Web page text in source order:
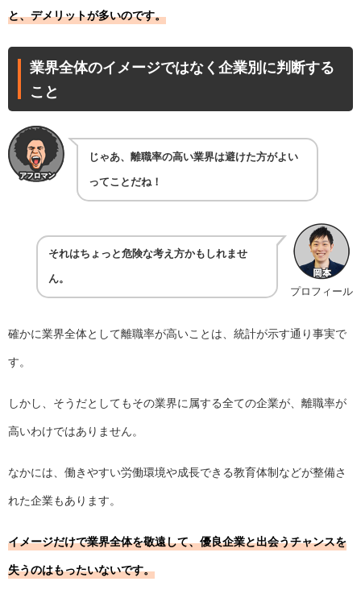
と、デメリットが多いのです。
業界全体のイメージではなく企業別に判断する
こと
じゃあ、離職率の高い業界は避けた方がよい
ってことだね！
プロフィール
それはちょっと危険な考え方かもしれませ
ん。
確かに業界全体として離職率が高いことは、統計が示す通り事実で
す。
しかし、そうだとしてもその業界に属する全ての企業が、離職率が
高いわけではありません。
なかには、働きやすい労働環境や成長できる教育体制などが整備さ
れた企業もあります。
イメージだけで業界全体を敬遠して、優良企業と出会うチャンスを
失うのはもったいないです。